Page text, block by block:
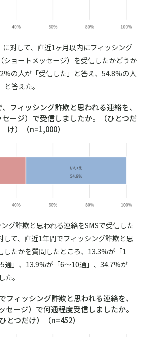
対して、直近1ヶ月以内にフィッシング
ショートメッセージ）を受信したかどうか
の人が「受信した」と答え、54.8%の人
答えた。
、フィッシング詐欺と思われる連絡を、
ージ）で受信しましたか。（ひとつだ
け）（n=1,000）
グ詐欺と思われる連絡をSMSで受信した
て、直近1年間でフィッシング詐欺と思
したかを質問したところ、13.3%が「1
通」、13.9%が「6～10通」、34.7%が
た。
フィッシング詐欺と思われる連絡を、
セージ）で何通程度受信しましたか。
ひとつだけ）（n=452）